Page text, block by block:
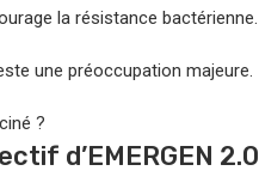
la résistance bactérienne.
une préoccupation majeure.
?
d’EMERGEN 2.0